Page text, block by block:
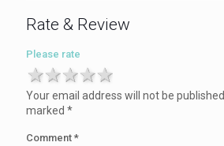
Rate & Review
Please rate
4 stars
3 stars
2 stars
1 star
Your email address will not be published.
marked *
Comment *